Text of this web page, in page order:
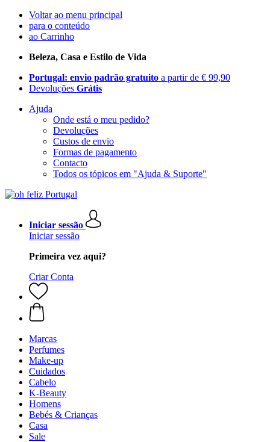
Voltar ao menu principal
para o conteúdo
ao Carrinho
Beleza, Casa e Estilo de Vida
Portugal: envio padrão gratuito a partir de € 99,90
Devoluções Grátis
Ajuda
Onde está o meu pedido?
Devoluções
Custos de envio
Formas de pagamento
Contacto
Todos os tópicos em "Ajuda & Suporte"
Iniciar sessão
Iniciar sessão
Primeira vez aqui?
Criar Conta
Marcas
Perfumes
Make-up
Cuidados
Cabelo
K-Beauty
Homens
Bebés & Crianças
Casa
Sale